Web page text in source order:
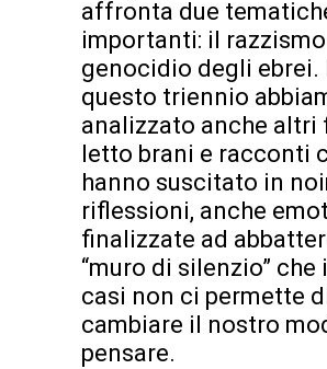
affronta due
importanti: il razzismo
genocidio degli ebrei.
questo triennio
analizzato anche altri
letto brani e racconti
hanno suscitato in
riflessioni, anche
finalizzate ad
“muro di silenzio” che
casi non ci permette
cambiare il nostro
pensare.